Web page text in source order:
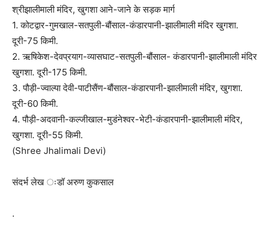
श्रीझालीमाली मंदिर, खुगशा आने-जाने के सड़क मार्ग
1. कोटद्वार-गुमखाल-सतपुली-बौंसाल-कंडारपानी-झालीमाली मंदिर खुगशा.
दूरी-75 किमी.
2. ऋषिकेश-देवप्रयाग-व्यासघाट-सतपुली-बौंसाल- कंडारपानी-झालीमाली मंदिर
खुगशा. दूरी-175 किमी.
3. पौड़ी-ज्वाल्पा देवी-पाटीसैंण-बौंसाल-कंडारपानी-झालीमाली मंदिर, खुगशा.
दूरी-60 किमी.
4. पौड़ी-अदवानी-कल्जीखाल-मुडंनेश्वर-भेटी-कंडारपानी-झालीमाली मंदिर,
खुगशा. दूरी-55 किमी.
(Shree Jhalimali Devi)
संदर्भ लेख ःडॉ अरुण कुकसाल
.